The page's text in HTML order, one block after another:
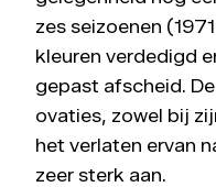
zes seizoenen
kleuren verdedigd
gepast afscheid.
ovaties, zowel bij
het verlaten ervan
zeer sterk aan.